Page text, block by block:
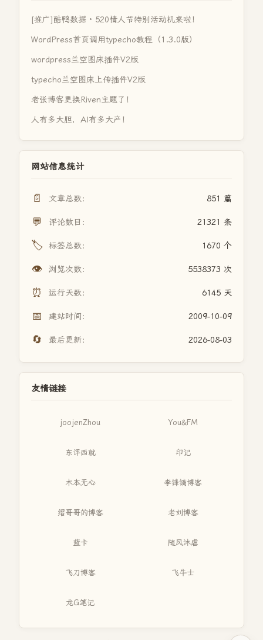
[推广]酷鸭数据 · 520情人节特别活动机来啦！
WordPress首页调用typecho教程（1.3.0版）
wordpress兰空图床插件V2版
typecho兰空图床上传插件V2版
老张博客更换Riven主题了！
人有多大胆，AI有多大产！
网站信息统计
📄 文章总数： 851 篇
💬 评论数目： 21321 条
🏷️ 标签总数： 1670 个
👁️ 浏览次数： 5538373 次
⏰ 运行天数： 6145 天
📅 建站时间： 2009-10-09
🔄 最后更新： 2026-08-03
友情链接
joojenZhou You&FM
东评西就 印记
木本无心 李锋镝博客
缙哥哥的博客 老刘博客
蓝卡 随风沐虐
飞刀博客 飞牛士
龙G笔记